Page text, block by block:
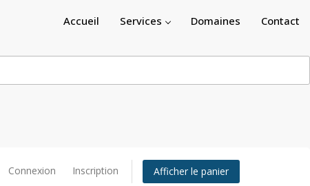
Accueil Services Domaines Contact
Connexion Inscription Afficher le panier